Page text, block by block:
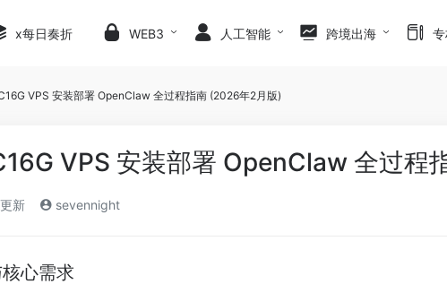
x每日奏折 WEB3 人工智能 跨境出海
VPS 安装部署 OpenClaw 全过程指南 (2026年2月版)
VPS 安装部署 OpenClaw 全过程
新 sevennight
心需求